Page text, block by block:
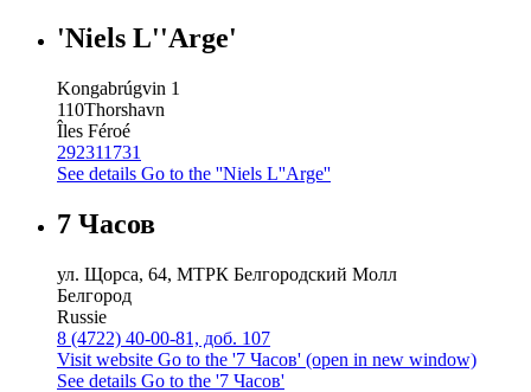
'Niels L''Arge'
Kongabrúgvin 1
110Thorshavn
Îles Féroé
292311731
See details Go to the ''Niels L''Arge''
7 Часов
ул. Щорса, 64, МТРК Белгородский Молл
Белгород
Russie
8 (4722) 40-00-81, доб. 107
Visit website Go to the '7 Часов' (open in new window)
See details Go to the '7 Часов'